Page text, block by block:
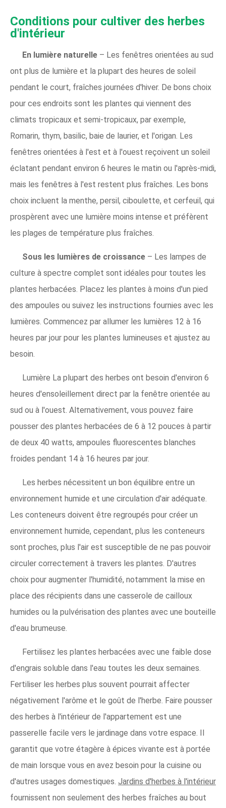
Conditions pour cultiver des herbes
d'intérieur
En lumière naturelle – Les fenêtres orientées au sud
ont plus de lumière et la plupart des heures de soleil
pendant le court, fraîches journées d'hiver. De bons choix
pour ces endroits sont les plantes qui viennent des
climats tropicaux et semi-tropicaux, par exemple,
Romarin, thym, basilic, baie de laurier, et l'origan. Les
fenêtres orientées à l'est et à l'ouest reçoivent un soleil
éclatant pendant environ 6 heures le matin ou l'après-midi,
mais les fenêtres à l'est restent plus fraîches. Les bons
choix incluent la menthe, persil, ciboulette, et cerfeuil, qui
prospèrent avec une lumière moins intense et préfèrent
les plages de température plus fraîches.
Sous les lumières de croissance – Les lampes de
culture à spectre complet sont idéales pour toutes les
plantes herbacées. Placez les plantes à moins d'un pied
des ampoules ou suivez les instructions fournies avec les
lumières. Commencez par allumer les lumières 12 à 16
heures par jour pour les plantes lumineuses et ajustez au
besoin.
Lumière La plupart des herbes ont besoin d'environ 6
heures d'ensoleillement direct par la fenêtre orientée au
sud ou à l'ouest. Alternativement, vous pouvez faire
pousser des plantes herbacées de 6 à 12 pouces à partir
de deux 40 watts, ampoules fluorescentes blanches
froides pendant 14 à 16 heures par jour.
Les herbes nécessitent un bon équilibre entre un
environnement humide et une circulation d'air adéquate.
Les conteneurs doivent être regroupés pour créer un
environnement humide, cependant, plus les conteneurs
sont proches, plus l'air est susceptible de ne pas pouvoir
circuler correctement à travers les plantes. D'autres
choix pour augmenter l'humidité, notamment la mise en
place des récipients dans une casserole de cailloux
humides ou la pulvérisation des plantes avec une bouteille
d'eau brumeuse.
Fertilisez les plantes herbacées avec une faible dose
d'engrais soluble dans l'eau toutes les deux semaines.
Fertiliser les herbes plus souvent pourrait affecter
négativement l'arôme et le goût de l'herbe. Faire pousser
des herbes à l'intérieur de l'appartement est une
passerelle facile vers le jardinage dans votre espace. Il
garantit que votre étagère à épices vivante est à portée
de main lorsque vous en avez besoin pour la cuisine ou
d'autres usages domestiques. Jardins d'herbes à l'intérieur
fournissent non seulement des herbes fraîches au bout